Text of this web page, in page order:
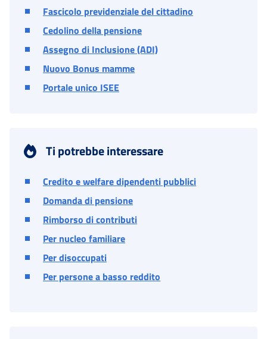
Fascicolo previdenziale del cittadino
Cedolino della pensione
Assegno di Inclusione (ADI)
Nuovo Bonus mamme
Portale unico ISEE
Ti potrebbe interessare
Credito e welfare dipendenti pubblici
Domanda di pensione
Rimborso di contributi
Per nucleo familiare
Per disoccupati
Per persone a basso reddito